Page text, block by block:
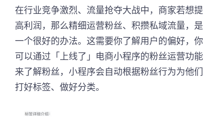
在行业竞争激烈、流量抢夺大战中，商家若想提
高利润，那么精细运营粉丝、积攒私域流量，是
一个很好的办法。这需要你了解用户的偏好，你
可以通过「上线了」电商小程序的粉丝运营功能
来了解粉丝，小程序会自动根据粉丝行为为他们
打好标签、做好分类。